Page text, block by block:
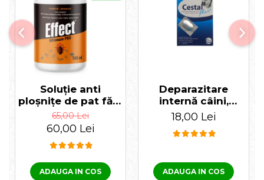
Soluție anti
ploșnițe de pat fără
miros Effect
Ultimum PRO 100
ml
65,00 Lei
60,00 Lei
ADAUGA IN COS
Deparazitare
internă câini,
Cestal Plus 1
tabletă
18,00 Lei
ADAUGA IN COS